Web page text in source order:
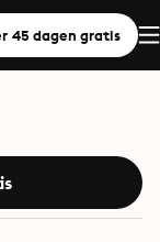
45 dagen gratis